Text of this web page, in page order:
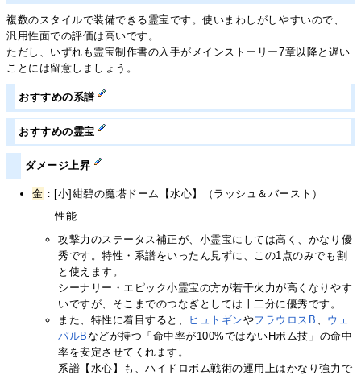
複数のスタイルで装備できる霊宝です。使いまわしがしやすいので、
汎用性面での評価は高いです。
ただし、いずれも霊宝制作書の入手がメインストーリー7章以降と遅い
ことには留意しましょう。
おすすめの系譜
おすすめの霊宝
ダメージ上昇
金 ：[小]紺碧の魔塔ドーム【水心】（ラッシュ＆バースト）
性能
攻撃力のステータス補正が、小霊宝にしては高く、かなり優
秀です。特性・系譜をいったん見ずに、この1点のみでも割
と使えます。
シーナリー・エピック小霊宝の方が若干火力が高くなりやす
いですが、そこまでのつなぎとしては十二分に優秀です。
また、特性に着目すると、
ヒュトギンやフラウロスB
ウェ
パルBなどが持つ「命中率が100%ではないHボム技」の命中
率を安定させてくれます。
系譜【水心】も、ハイドロボム戦術の運用上はかなり強力で